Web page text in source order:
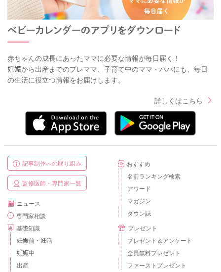
赤ちゃんの成長にあったママに必要な情報が毎日届く！
妊娠から出産までのプレママ、子育て中のママ・パパにも、毎日
の生活に役立つ情報をお届けします。
詳しくはこちら
記事制作への取り組み
監修医師・専門家一覧
ニュース
専門家相談
基礎知識
妊娠前・妊活
妊娠中
出産
おすすめ
名前ランキング検索
アワード
マガジン
タウン誌
プレゼント
プレゼント＆アンケート
全員無料プレゼント
ファーストプレゼント